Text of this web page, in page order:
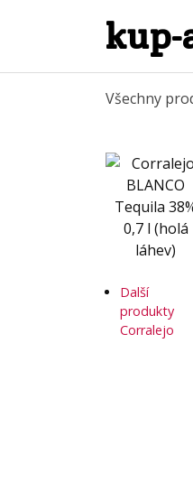
Všechny
Další
produkty
Corralejo